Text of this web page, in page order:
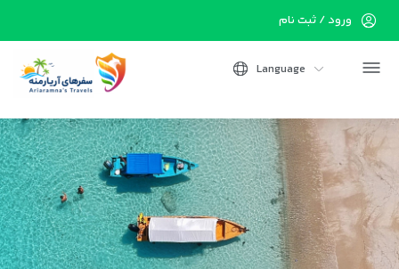
ورود / ثبت نام
Language